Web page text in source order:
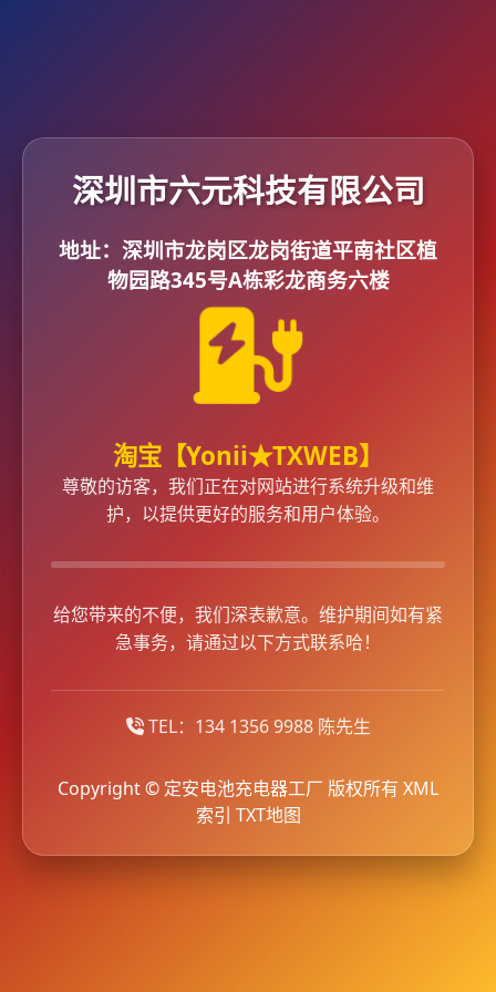
深圳市六元科技有限公司
地址：深圳市龙岗区龙岗街道平南社区植
物园路345号A栋彩龙商务六楼
淘宝【Yonii★TXWEB】
尊敬的访客，我们正在对网站进行系统升级和维
护，以提供更好的服务和用户体验。
给您带来的不便，我们深表歉意。维护期间如有紧
急事务，请通过以下方式联系哈！
TEL：134 1356 9988 陈先生
Copyright © 定安电池充电器工厂 版权所有 XML
索引 TXT地图